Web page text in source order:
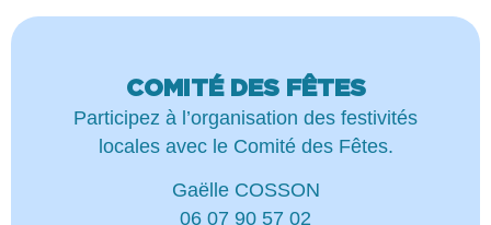
COMITÉ DES FÊTES
Participez à l’organisation des festivités
locales avec le Comité des Fêtes.
Gaëlle COSSON
06 07 90 57 02